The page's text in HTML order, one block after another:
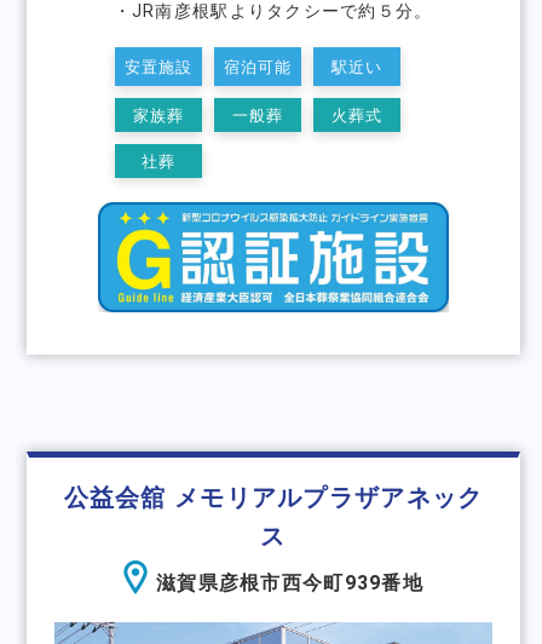
・JR南彦根駅よりタクシーで約５分。
安置施設 宿泊可能 駅近い
家族葬 一般葬 火葬式
社葬
公益会舘 メモリアルプラザアネック
ス
滋賀県彦根市西今町939番地